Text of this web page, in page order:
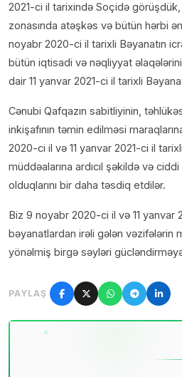
2021-ci il tarixində Soçidə
zonasında atəşkəs və bütün hərbi
noyabr 2020-ci il tarixli Bəyanatın
bütün iqtisadi və nəqliyyat
dair 11 yanvar 2021-ci il tarixli
Cənubi Qafqazın sabitliyinin,
inkişafının təmin edilməsi
2020-ci il və 11 yanvar 2021-ci il
müddəalarına ardıcıl şəkildə və
olduqlarını bir daha təsdiq etdilər.
Biz 9 noyabr 2020-ci il və 11 yanvar
bəyanatlardan irəli gələn vəzifələrin
yönəlmiş birgə səyləri gücləndirməyə
PAYLAŞ